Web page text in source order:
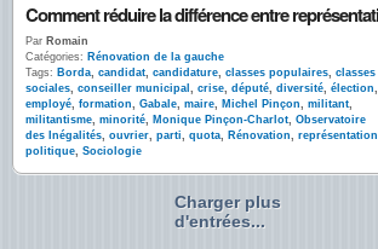
Par Romain
Catégories: Rénovation de la gauche
Tags: Borda, candidat, candidature, classes populaires, classes
sociales, conseiller municipal , crise, député, diversité, élection,
employé, formation, Gabale, maire, Michel Pinçon, militant,
militantisme, minorité, Monique Pinçon-Charlot, Observatoire
des Inégalités, ouvrier, parti, quota, Rénovation, représentation
politique, Sociologie
Charger plus
d'entrées...